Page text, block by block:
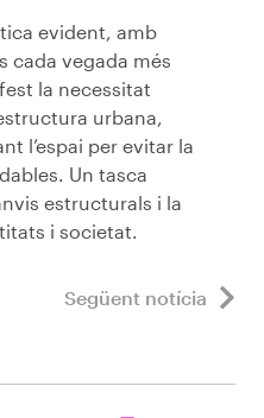
evident, amb
cada vegada més
la necessitat
urbana,
l’espai per evitar la
Un tasca
estructurals i la
i societat.
Següent notícia